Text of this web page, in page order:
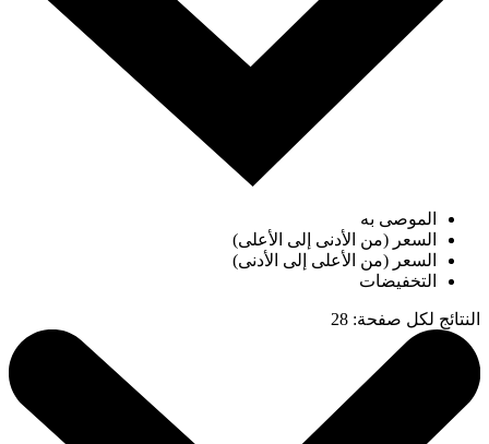
الموصى به
السعر (من الأدنى إلى الأعلى)
السعر (من الأعلى إلى الأدنى)
التخفيضات
النتائج لكل صفحة:
28